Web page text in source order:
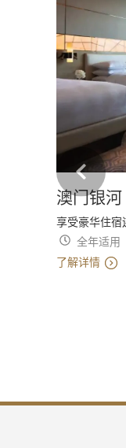
澳门银
享受豪华住宿
全年适用
了解详情